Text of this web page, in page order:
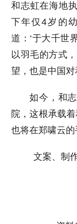
和志虹在海地
下年仅4岁的
道：‘于大千世
以羽毛的方式
望，也是中国对
如今，和
院，这根承载
也将在郑啸云的
文案、制